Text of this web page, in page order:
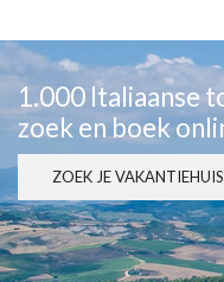
1.000 Italiaanse
zoek en boek
ZOEK JE VAKANTIEHUIS